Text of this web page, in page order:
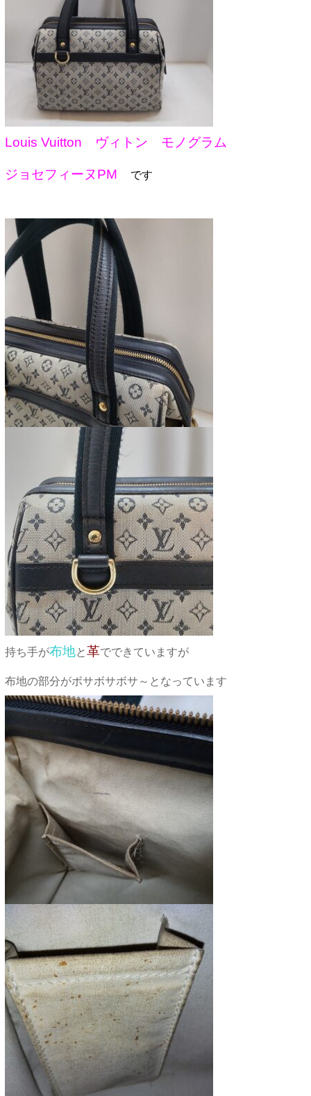
Louis Vuitton ヴィトン モノグラム
ジョセフィーヌPM です
持ち手が布地と革でできていますが
布地の部分がボサボサボサ～となっています